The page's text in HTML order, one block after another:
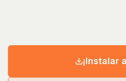
¡Instalar